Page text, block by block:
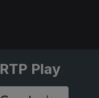
RTP Play